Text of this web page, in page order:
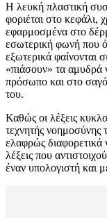
Η λευκή πλαστική
φοριέται στο κεφάλι,
εφαρμοσμένα στο
εσωτερική φωνή που
εξωτερικά φαίνονται
«πιάσουν» τα αμυδρά
πρόσωπο και στο
του.
Καθώς οι λέξεις
τεχνητής νοημοσύνης
ελαφρώς διαφορετικά
λέξεις που
έναν υπολογιστή και